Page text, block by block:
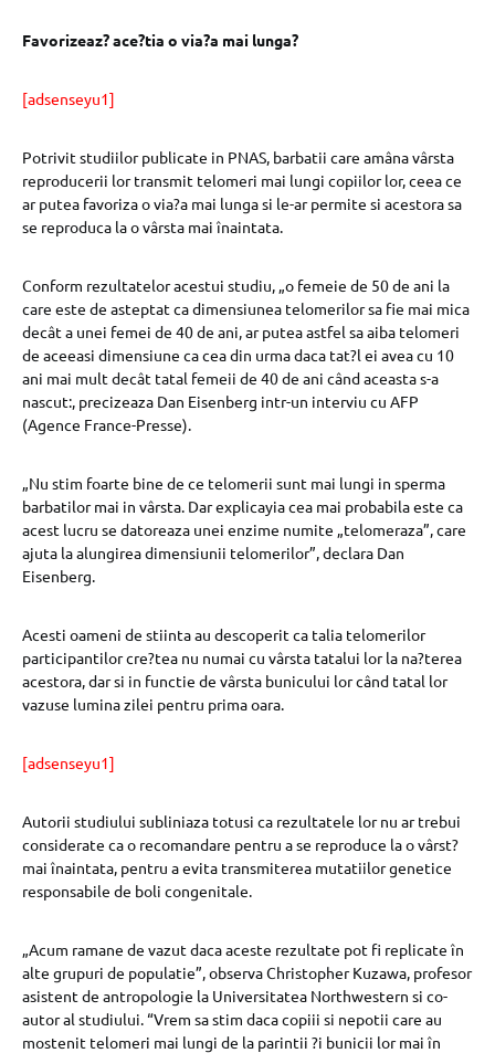
Favorizeaz? ace?tia o via?a mai lunga?
[adsenseyu1]
Potrivit studiilor publicate in PNAS, barbatii care amâna vârsta
reproducerii lor transmit telomeri mai lungi copiilor lor, ceea ce
ar putea favoriza o via?a mai lunga si le-ar permite si acestora sa
se reproduca la o vârsta mai înaintata.
Conform rezultatelor acestui studiu, „o femeie de 50 de ani la
care este de asteptat ca dimensiunea telomerilor sa fie mai mica
decât a unei femei de 40 de ani, ar putea astfel sa aiba telomeri
de aceeasi dimensiune ca cea din urma daca tat?l ei avea cu 10
ani mai mult decât tatal femeii de 40 de ani când aceasta s-a
nascut:, precizeaza Dan Eisenberg intr-un interviu cu AFP
(Agence France-Presse).
„Nu stim foarte bine de ce telomerii sunt mai lungi in sperma
barbatilor mai in vârsta. Dar explicayia cea mai probabila este ca
acest lucru se datoreaza unei enzime numite „telomeraza”, care
ajuta la alungirea dimensiunii telomerilor”, declara Dan
Eisenberg.
Acesti oameni de stiinta au descoperit ca talia telomerilor
participantilor cre?tea nu numai cu vârsta tatalui lor la na?terea
acestora, dar si in functie de vârsta bunicului lor când tatal lor
vazuse lumina zilei pentru prima oara.
[adsenseyu1]
Autorii studiului subliniaza totusi ca rezultatele lor nu ar trebui
considerate ca o recomandare pentru a se reproduce la o vârst?
mai înaintata, pentru a evita transmiterea mutatiilor genetice
responsabile de boli congenitale.
„Acum ramane de vazut daca aceste rezultate pot fi replicate în
alte grupuri de populatie”, observa Christopher Kuzawa, profesor
asistent de antropologie la Universitatea Northwestern si co-
autor al studiului. “Vrem sa stim daca copiii si nepotii care au
mostenit telomeri mai lungi de la parintii ?i bunicii lor mai în